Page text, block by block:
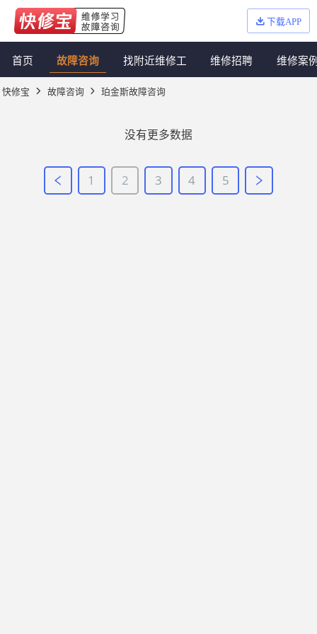
下载APP
首页 故障咨询 找附近维修工 维修招聘 维修案
快修宝 故障咨询 珀金斯故障咨询
没有更多数据
1 2 3 4 5